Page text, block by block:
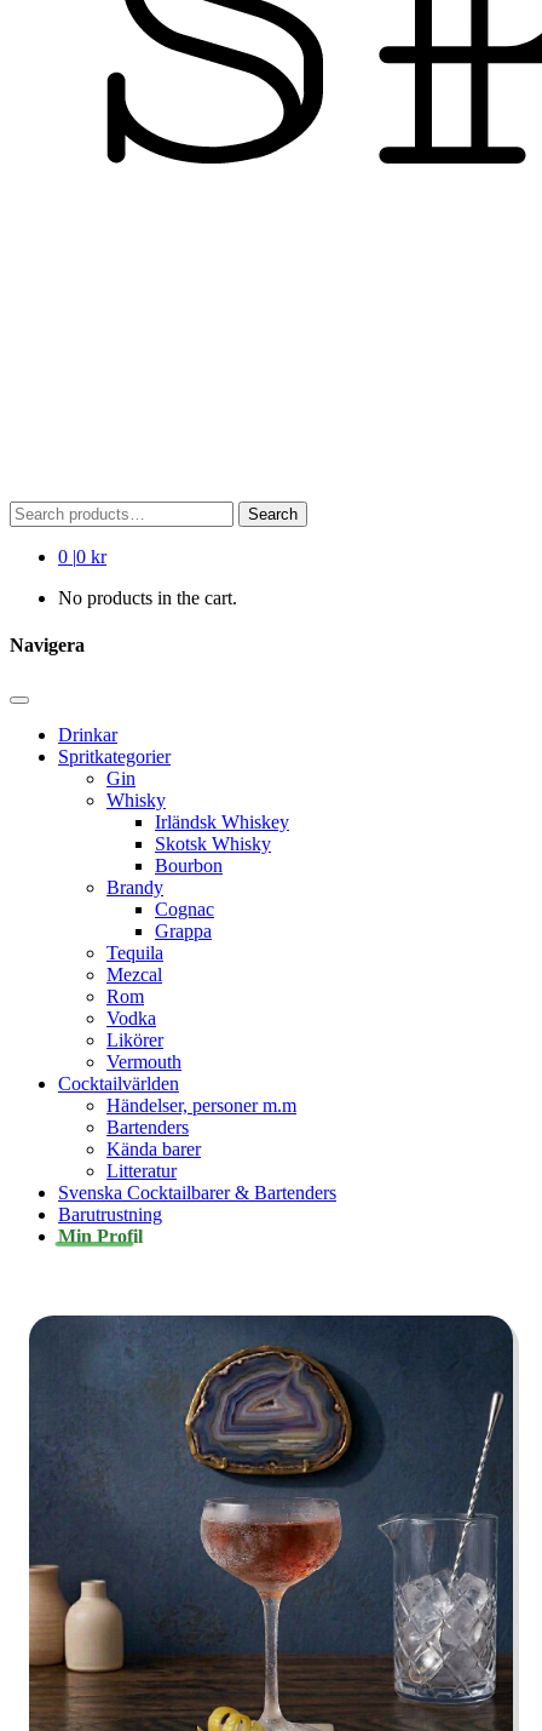
Search
for:
Search
0 |0 kr
No products in the cart.
Navigera
Drinkar
Spritkategorier
Gin
Whisky
Irländsk Whiskey
Skotsk Whisky
Bourbon
Brandy
Cognac
Grappa
Tequila
Mezcal
Rom
Vodka
Likörer
Vermouth
Cocktailvärlden
Händelser, personer m.m
Bartenders
Kända barer
Litteratur
Svenska Cocktailbarer & Bartenders
Barutrustning
Min Profil